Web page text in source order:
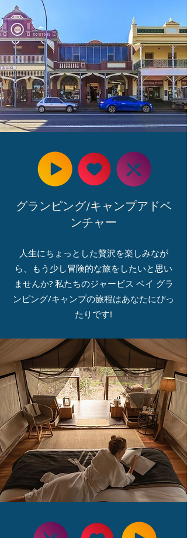
グランピング/キャンプアドベ
ンチャー
人生にちょっとした贅沢を楽しみなが
ら、もう少し冒険的な旅をしたいと思い
ませんか? 私たちのジャービス ベイ グラ
ンピング/キャンプの旅程はあなたにぴっ
たりです!